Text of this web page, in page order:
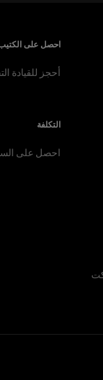
احصل على
أحجز للقيادة
التكلفة
احصل على